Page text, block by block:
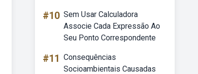
#10 Sem Usar Calculadora
Associe Cada Expressão Ao
Seu Ponto Correspondente
#11 Consequências
Socioambientais Causadas